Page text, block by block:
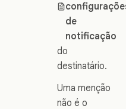
de
notificação
do
destinatário.
Uma menção
não é o